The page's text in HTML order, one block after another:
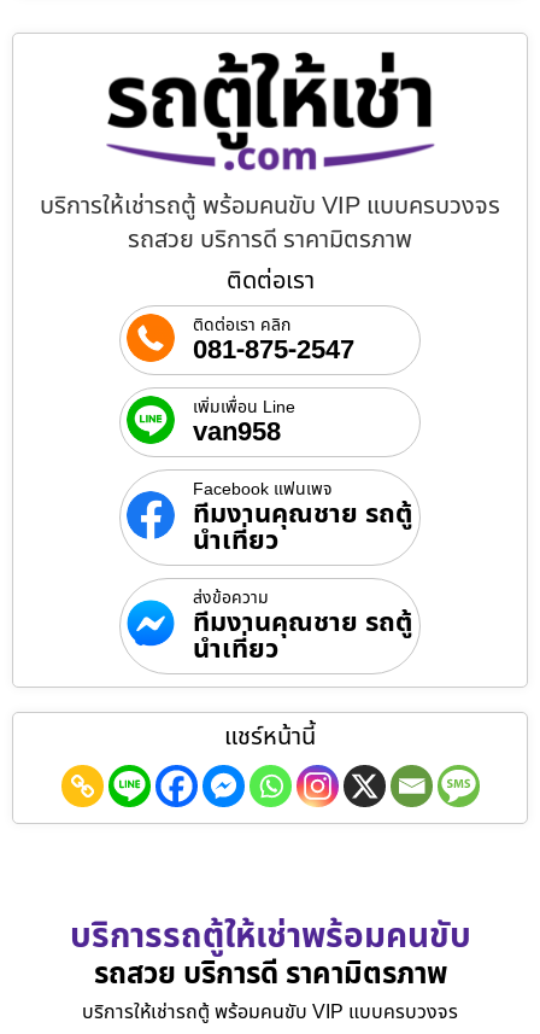
บริการให้เช่ารถตู้ พร้อมคนขับ VIP แบบครบวงจร
รถสวย บริการดี ราคามิตรภาพ
ติดต่อเรา
ติดต่อเรา คลิก
081-875-2547
เพิ่มเพื่อน Line
van958
Facebook แฟนเพจ
ทีมงานคุณชาย รถตู้
นำเที่ยว
ส่งข้อความ
ทีมงานคุณชาย รถตู้
นำเที่ยว
แชร์หน้านี้
บริการรถตู้ให้เช่าพร้อมคนขับ
รถสวย บริการดี ราคามิตรภาพ
บริการให้เช่ารถตู้ พร้อมคนขับ VIP แบบครบวงจร